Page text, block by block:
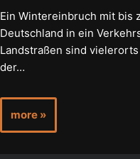
Ein Wintereinbruch mit bis
Deutschland in ein
Landstraßen sind
der…
more »